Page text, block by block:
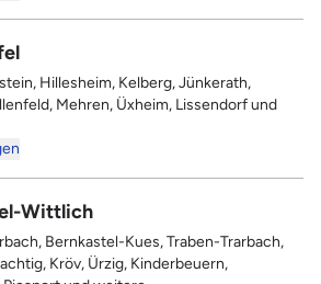
Hillesheim, Kelberg, Jünkerath,
Mehren, Üxheim, Lissendorf und
Wittlich
Bernkastel-Kues, Traben-Trarbach,
Kröv, Ürzig, Kinderbeuern,